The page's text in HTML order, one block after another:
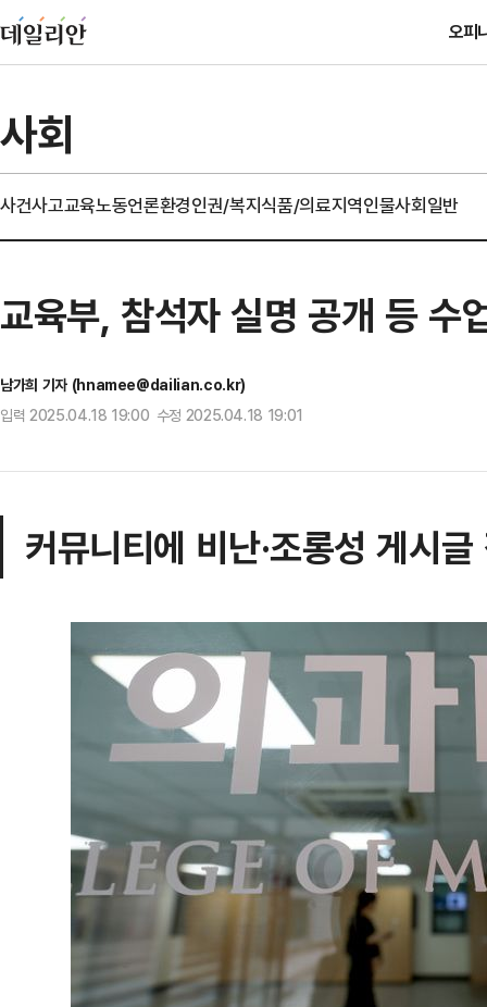
오피
사회
사건사고교육노동언론환경인권/복지식품/의료지역인물사회일반
교육부, 참석자 실명 공개 등 수
남가희 기자 (hnamee@dailian.co.kr)
입력 2025.04.18 19:00 수정 2025.04.18 19:01
커뮤니티에 비난·조롱성 게시